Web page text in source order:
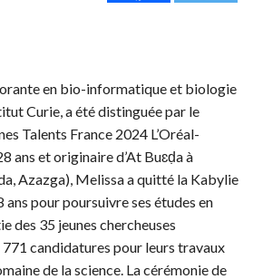
en bio-informatique et biologie
Curie, a été distinguée par le
Talents France 2024 L’Oréal-
ans et originaire d’At Buɛḍa à
Azazga), Melissa a quitté la Kabylie
ans pour poursuivre ses études en
des 35 jeunes chercheuses
candidatures pour leurs travaux
de la science. La cérémonie de